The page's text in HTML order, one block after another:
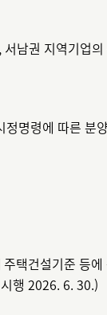
남권 지역기업의
정명령에 따른 분
주택건설기준 등
행 2026. 6. 30.)